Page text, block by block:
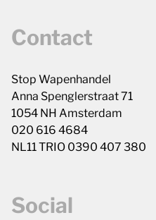
Contact
Stop Wapenhandel
Anna Spenglerstraat 71
1054 NH Amsterdam
020 616 4684
NL11 TRIO 0390 407 380
Social